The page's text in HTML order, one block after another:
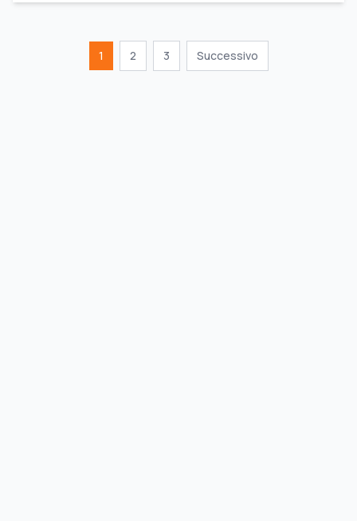
1 2 3 Successivo